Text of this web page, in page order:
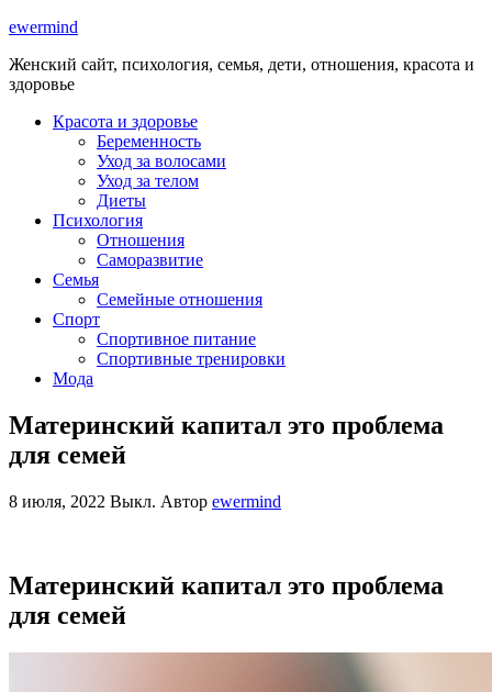
ewermind
Женский сайт, психология, семья, дети, отношения, красота и
здоровье
Красота и здоровье
Беременность
Уход за волосами
Уход за телом
Диеты
Психология
Отношения
Саморазвитие
Семья
Семейные отношения
Спорт
Спортивное питание
Спортивные тренировки
Мода
Материнский капитал это проблема
для семей
8 июля, 2022 Выкл. Автор ewermind
Материнский капитал это проблема
для семей